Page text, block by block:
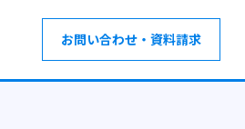
お問い合わせ・資料請求